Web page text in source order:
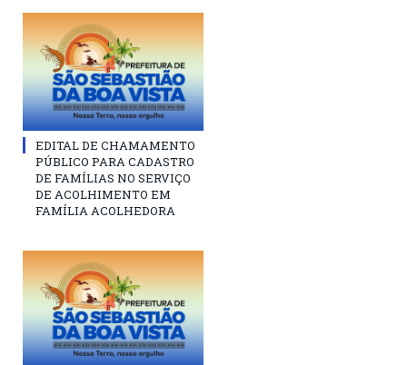
EDITAL DE CHAMAMENTO
PÚBLICO PARA CADASTRO
DE FAMÍLIAS NO SERVIÇO
DE ACOLHIMENTO EM
FAMÍLIA ACOLHEDORA